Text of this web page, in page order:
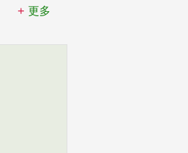
更多